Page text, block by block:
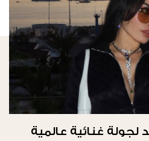
غنائية عالمية